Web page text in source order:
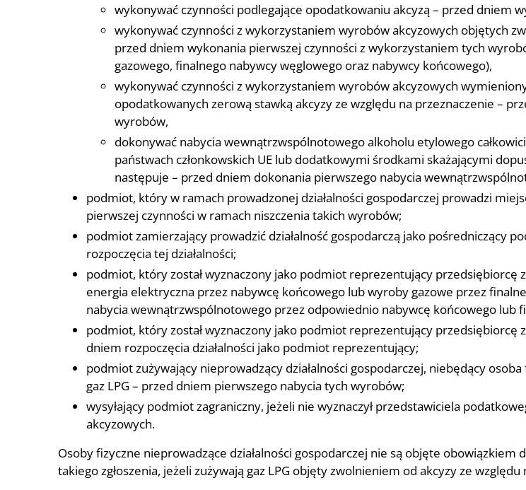
wykonywać czynności podlegające opodatkowaniu akcyzą – przed dniem
wykonywać czynności z wykorzystaniem wyrobów akcyzowych objętych
przed dniem wykonania pierwszej czynności z wykorzystaniem tych
gazowego, finalnego nabywcy węglowego oraz nabywcy końcowego),
wykonywać czynności z wykorzystaniem wyrobów akcyzowych
opodatkowanych zerową stawką akcyzy ze względu na przeznaczenie –
wyrobów,
dokonywać nabycia wewnątrzwspólnotowego alkoholu etylowego
państwach członkowskich UE lub dodatkowymi środkami skażającymi
następuje – przed dniem dokonania pierwszego nabycia
podmiot, który w ramach prowadzonej działalności gospodarczej prowadzi
pierwszej czynności w ramach niszczenia takich wyrobów;
podmiot zamierzający prowadzić działalność gospodarczą jako pośredniczący
rozpoczęcia tej działalności;
podmiot, który został wyznaczony jako podmiot reprezentujący
energia elektryczna przez nabywcę końcowego lub wyroby gazowe przez
nabycia wewnątrzwspólnotowego przez odpowiednio nabywcę końcowego lub
podmiot, który został wyznaczony jako podmiot reprezentujący
dniem rozpoczęcia działalności jako podmiot reprezentujący;
podmiot zużywający nieprowadzący działalności gospodarczej, niebędący
gaz LPG – przed dniem pierwszego nabycia tych wyrobów;
wysyłający podmiot zagraniczny, jeżeli nie wyznaczył przedstawiciela
akcyzowych.
Osoby fizyczne nieprowadzące działalności gospodarczej nie są objęte obowiązkiem
takiego zgłoszenia, jeżeli zużywają gaz LPG objęty zwolnieniem od akcyzy ze